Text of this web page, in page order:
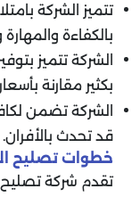
تتميز الشركة
بالكفاءة والمهارة
الشركة تتميز
بكثير مقارنة
الشركة تضمن
قد تحدث بالأفران.
خطوات تصليح
تقدم شركة تصليح